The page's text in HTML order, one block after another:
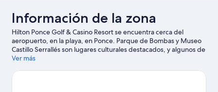
Información de la zona
Hilton Ponce Golf & Casino Resort se encuentra cerca del
aeropuerto, en la playa, en Ponce. Parque de Bombas y Museo
Castillo Serrallés son lugares culturales destacados, y algunos de
los puntos de interés más importantes del área incluyen
También puedes darte una vuelta por La Guancha y Hacienda
Ver más